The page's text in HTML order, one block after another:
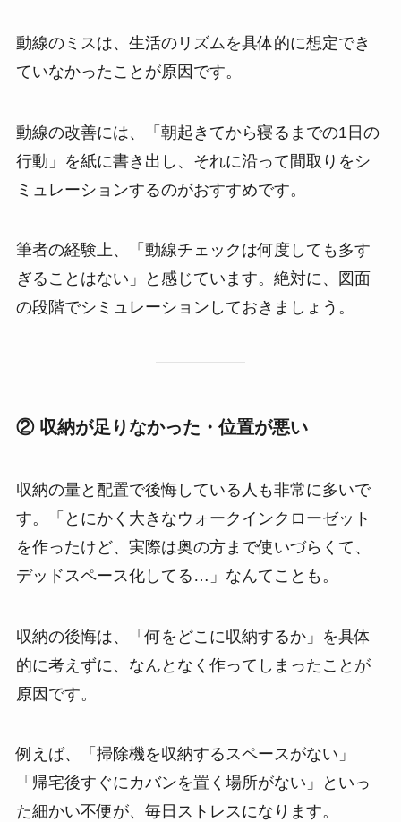
動線のミスは、生活のリズムを具体的に想定でき
ていなかったことが原因です。
動線の改善には、「朝起きてから寝るまでの1日の
行動」を紙に書き出し、それに沿って間取りをシ
ミュレーションするのがおすすめです。
筆者の経験上、「動線チェックは何度しても多す
ぎることはない」と感じています。絶対に、図面
の段階でシミュレーションしておきましょう。
② 収納が足りなかった・位置が悪い
収納の量と配置で後悔している人も非常に多いで
す。「とにかく大きなウォークインクローゼット
を作ったけど、実際は奥の方まで使いづらくて、
デッドスペース化してる…」なんてことも。
収納の後悔は、「何をどこに収納するか」を具体
的に考えずに、なんとなく作ってしまったことが
原因です。
例えば、「掃除機を収納するスペースがない」
「帰宅後すぐにカバンを置く場所がない」といっ
た細かい不便が、毎日ストレスになります。